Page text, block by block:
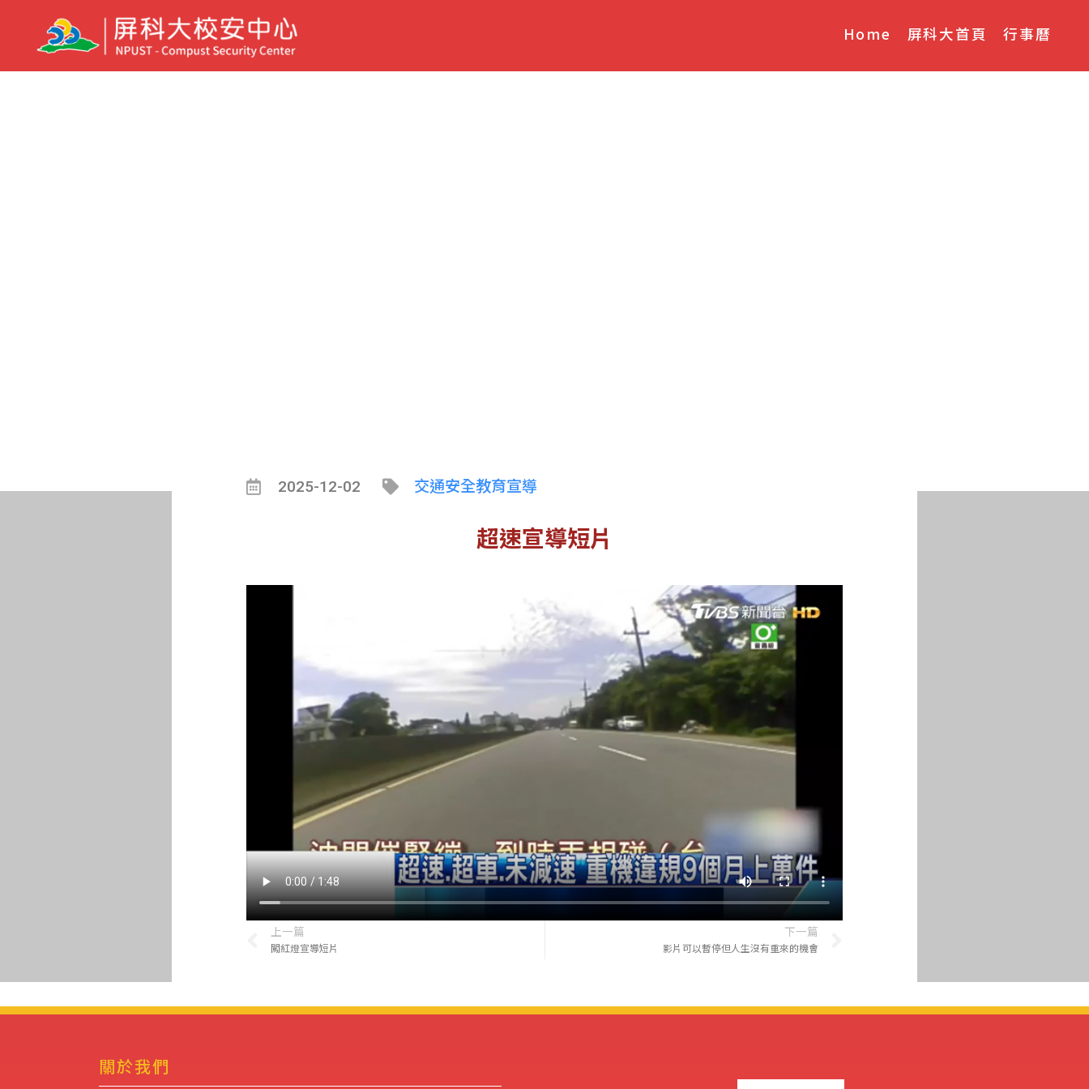
Home 屏科大首頁 行事曆
2025-12-02 交通安全教育宣導
超速宣導短片
上一篇
闖紅燈宣導短片
下一篇
影片可以暫停但人生沒有重來的機會
關於我們